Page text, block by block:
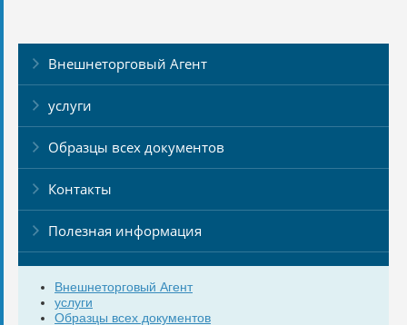
Внешнеторговый Агент
услуги
Образцы всех документов
Контакты
Полезная информация
Внешнеторговый Агент
услуги
Образцы всех документов